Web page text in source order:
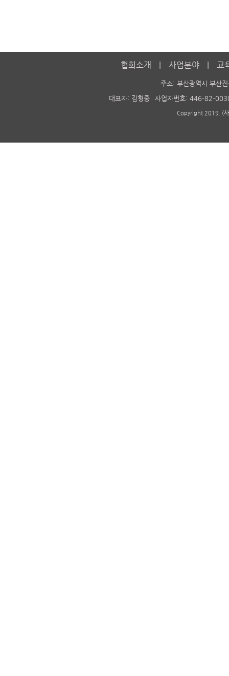
협회소개 사업분야 교
주소: 부산광역시 부산
대표자: 김형중
사업자번호: 446-82-
Copyright 2019. (사